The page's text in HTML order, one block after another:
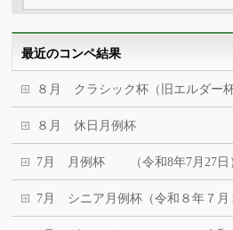
最近のコンペ結果
８月 クラシック杯（旧エルダー
８月 休日月例杯 （令
7月 月例杯 （令和8年7月27日
7月 シニア月例杯（令和８年７月